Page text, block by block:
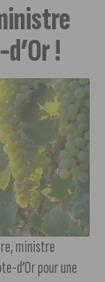
!
ministre
d’Or pour une